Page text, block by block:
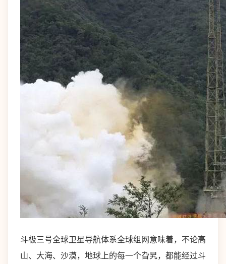
斗极三号全球卫星导航体系全球组网意味着，不论高
山、大海、沙漠，地球上的每一个旮旯，都能经过斗